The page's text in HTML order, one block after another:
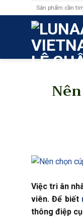
to
Việc tri ân
viên. Để biết
thông điệp